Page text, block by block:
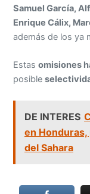
Samuel García,
Enrique Cálix,
además de los ya
Estasomisiones
posible
DE INTERES
en
del Sahara